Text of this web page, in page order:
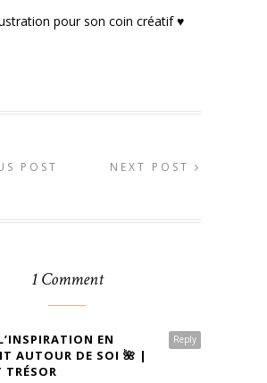
pour son coin créatif ♥
POST NEXT POST
1 Comment
Reply
EN
AUTOUR DE SOI 🌺 |